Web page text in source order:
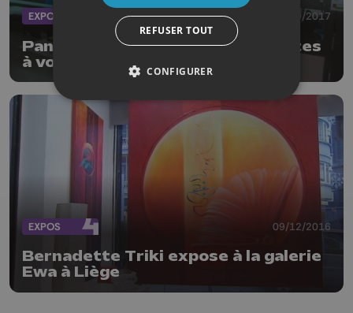
EXPOS 22/09/2017
Pan'Art : des oeuvres surprenantes
à voir à la Cité Miroir
EXPOS 09/12/2016
Bernadette Triki expose à la galerie
Ewa à Liège
REFUSER TOUT
CONFIGURER